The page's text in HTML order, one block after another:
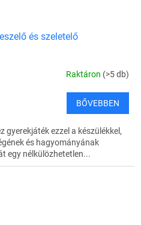
és szeletelő
Raktáron (>5 db)
BŐVEBBEN
gyerekjáték ezzel a készülékkel,
és hagyományának
egy nélkülözhetetlen...